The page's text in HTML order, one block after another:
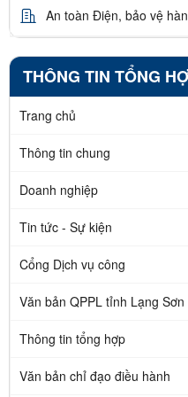
An toàn Điện, bảo vệ
THÔNG TIN TỔNG
Trang chủ
Thông tin chung
Doanh nghiệp
Tin tức - Sự kiện
Cổng Dịch vụ công
Văn bản QPPL tỉnh Lạng Sơn
Thông tin tổng hợp
Văn bản chỉ đạo điều hành